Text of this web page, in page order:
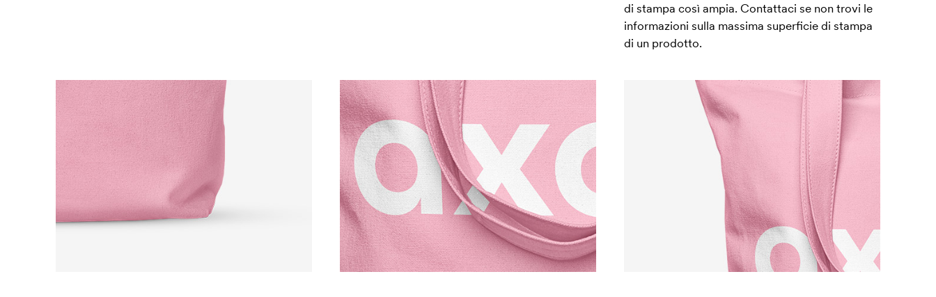
di stampa così ampia. Contattaci se non trovi le
informazioni sulla massima superficie di stampa
di un prodotto.